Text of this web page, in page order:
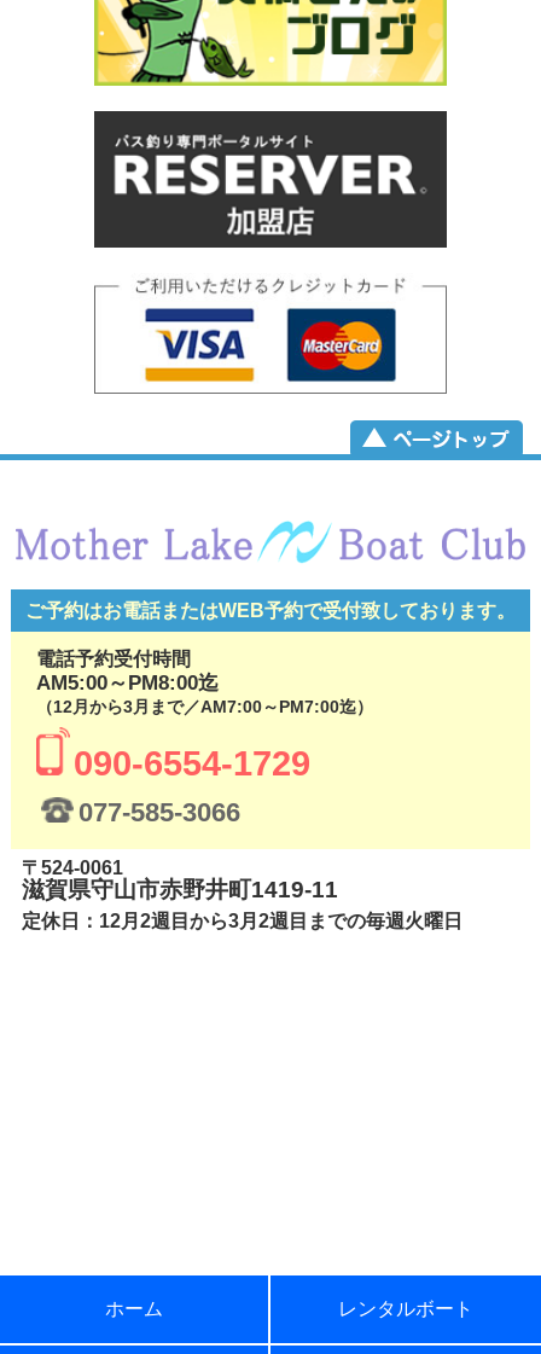
ご予約はお電話またはWEB予約で受付致しております。
電話予約受付時間
AM5:00～PM8:00迄
（12月から3月まで／AM7:00～PM7:00迄）
090-6554-1729
077-585-3066
〒524-0061
滋賀県守山市赤野井町1419-11
定休日：12月2週目から3月2週目までの毎週火曜日
ホーム レンタルボート